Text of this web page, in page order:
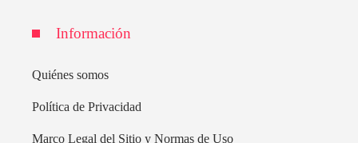
Información
Quiénes somos
Política de Privacidad
Marco Legal del Sitio y Normas de Uso